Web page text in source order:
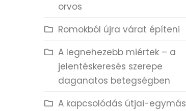
orvos
Romokból újra várat építeni
A legnehezebb miértek – a
jelentéskeresés szerepe
daganatos betegségben
A kapcsolódás útjai-egymás